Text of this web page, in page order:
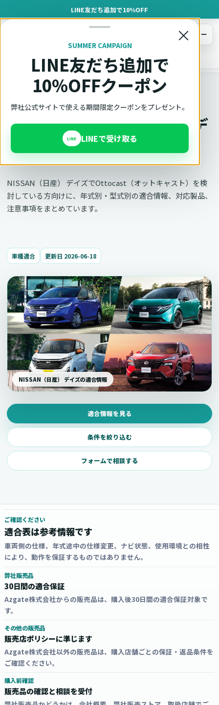
LINE友だち追加で10%OFF
×
SUMMER CAMPAIGN
LINE友だち追加で
10%OFFクーポン
弊社公式サイトで使える期間限定クーポンをプレゼント。
LINE LINEで受け取る
オットキャスト
メニュー
車種適合確認 NISSAN（日産） デイズ
車種別適合
オットキャスト NISSAN デ
イズの適合確認
NISSAN（日産） デイズでOttocast（オットキャスト）を検
討している方向けに、年式別・型式別の適合情報、対応製品、
注意事項をまとめています。
車種適合 更新日 2026-06-18
適合情報を見る
条件を絞り込む
フォームで相談する
NISSAN（日産） デイズの適合情報
ご確認ください
適合表は参考情報です
車両側の仕様、年式途中の仕様変更、ナビ状態、使用環境との相性
により、動作を保証するものではありません。
弊社販売品
30日間の適合保証
Azgate株式会社からの販売品は、購入後30日間の適合保証対象で
す。
その他の販売品
販売店ポリシーに準じます
Azgate株式会社以外の販売品は、購入店舗ごとの保証・返品条件を
ご確認ください。
購入前確認
販売品の確認と相談を受付